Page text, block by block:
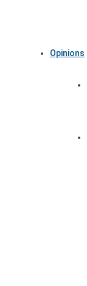
Opinions